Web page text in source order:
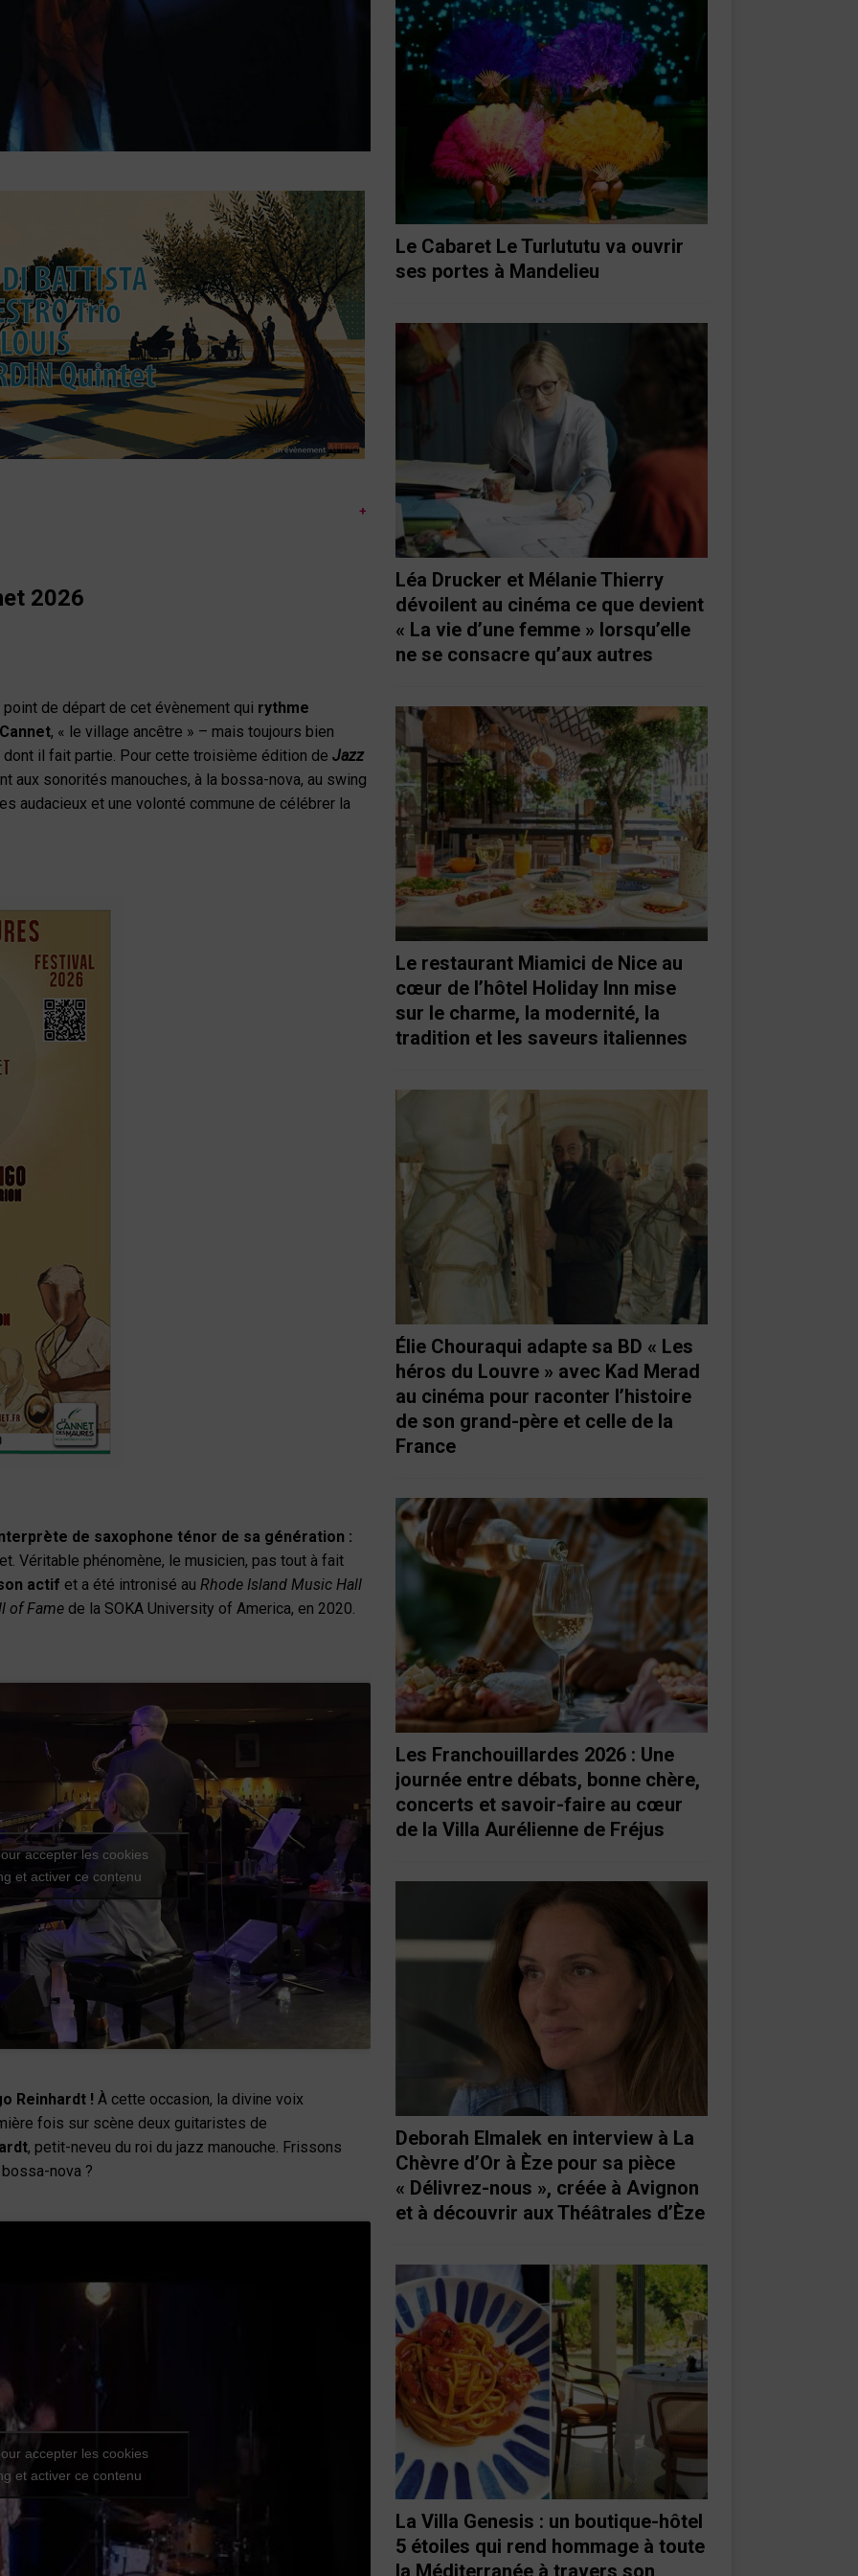
+
2026
de départ de cet évènement qui rythme
, « le village ancêtre » – mais toujours bien
il fait partie. Pour cette troisième édition de Jazz
aux sonorités manouches, à la bossa-nova, au swing
audacieux et une volonté commune de célébrer la
de saxophone ténor de sa génération :
Véritable phénomène, le musicien, pas tout à fait
actif et a été intronisé au Rhode Island Music Hall
of Fame de la SOKA University of America, en 2020.
accepter les cookies
et activer ce contenu
Reinhardt ! À cette occasion, la divine voix
fois sur scène deux guitaristes de
, petit-neveu du roi du jazz manouche. Frissons
nova ?
accepter les cookies
et activer ce contenu
Le Cabaret Le Turlututu va ouvrir
ses portes à Mandelieu
Léa Drucker et Mélanie Thierry
dévoilent au cinéma ce que devient
« La vie d’une femme » lorsqu’elle
ne se consacre qu’aux autres
Le restaurant Miamici de Nice au
cœur de l’hôtel Holiday Inn mise
sur le charme, la modernité, la
tradition et les saveurs italiennes
Élie Chouraqui adapte sa BD « Les
héros du Louvre » avec Kad Merad
au cinéma pour raconter l’histoire
de son grand-père et celle de la
France
Les Franchouillardes 2026 : Une
journée entre débats, bonne chère,
concerts et savoir-faire au cœur
de la Villa Aurélienne de Fréjus
Deborah Elmalek en interview à La
Chèvre d’Or à Èze pour sa pièce
« Délivrez-nous », créée à Avignon
et à découvrir aux Théâtrales d’Èze
La Villa Genesis : un boutique-hôtel
5 étoiles qui rend hommage à toute